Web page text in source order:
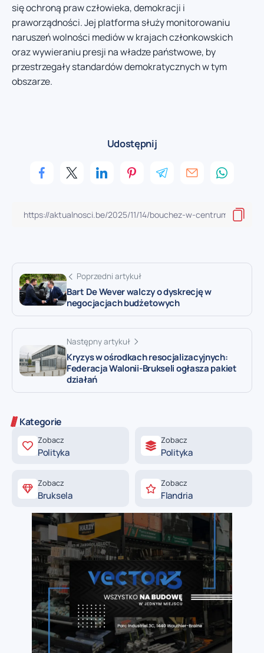
się ochroną praw człowieka, demokracji i
praworządności. Jej platforma służy monitorowaniu
naruszeń wolności mediów w krajach członkowskich
oraz wywieraniu presji na władze państwowe, by
przestrzegały standardów demokratycznych w tym
obszarze.
Udostępnij
Poprzedni artykuł
Bart De Wever walczy o dyskrecję w
negocjacjach budżetowych
Następny artykuł
Kryzys w ośrodkach resocjalizacyjnych:
Federacja Walonii-Brukseli ogłasza pakiet
działań
Kategorie
Zobacz
Polityka
Zobacz
Polityka
Zobacz
Bruksela
Zobacz
Flandria